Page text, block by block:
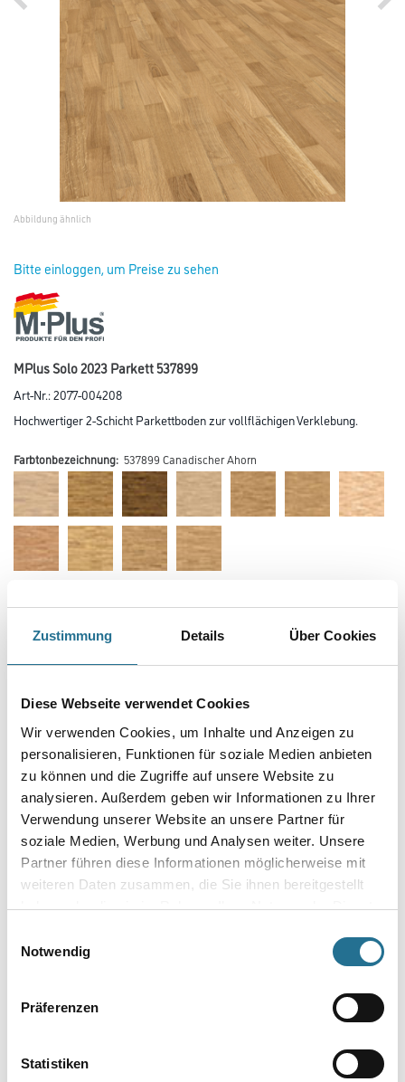
Zustimmung Details Über Cookies
Diese Webseite verwendet Cookies
Wir verwenden Cookies, um Inhalte und Anzeigen zu
personalisieren, Funktionen für soziale Medien anbieten
zu können und die Zugriffe auf unsere Website zu
analysieren. Außerdem geben wir Informationen zu Ihrer
Verwendung unserer Website an unsere Partner für
soziale Medien, Werbung und Analysen weiter. Unsere
Partner führen diese Informationen möglicherweise mit
weiteren Daten zusammen, die Sie ihnen bereitgestellt
haben oder die sie im Rahmen Ihrer Nutzung der Dienste
Notwendig
Präferenzen
Statistiken
Abbildung ähnlich
Bitte einloggen, um Preise zu sehen
MPlus Solo 2023 Parkett 537899
Art-Nr.:2077-004208
Hochwertiger 2-Schicht Parkettboden zur vollflächigen Verklebung.
Farbtonbezeichnung: 537899 Canadischer Ahorn
Länge in centimeter
Breite in centimeter
Gebinde
Umrechnungsfaktoren